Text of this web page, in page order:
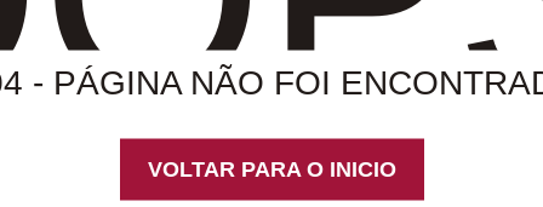
- PÁGINA NÃO FOI
VOLTAR PARA O INICIO